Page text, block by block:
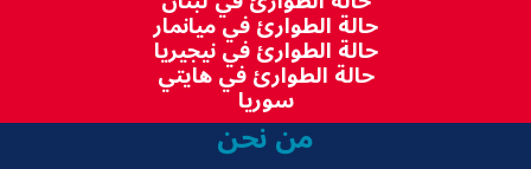
حالة الطوارئ في ميانمار
حالة الطوارئ في نيجيريا
حالة الطوارئ في هايتي
سوريا
من نحن